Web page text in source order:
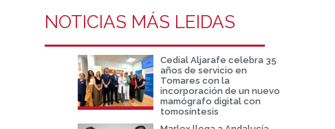
NOTICIAS MÁS LEIDAS
Cedial Aljarafe celebra 35
años de servicio en
Tomares con la
incorporación de un nuevo
mamógrafo digital con
tomosíntesis